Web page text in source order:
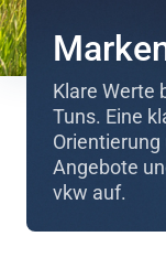
Klare Werte
Tuns. Eine
Angebote
vkw auf.